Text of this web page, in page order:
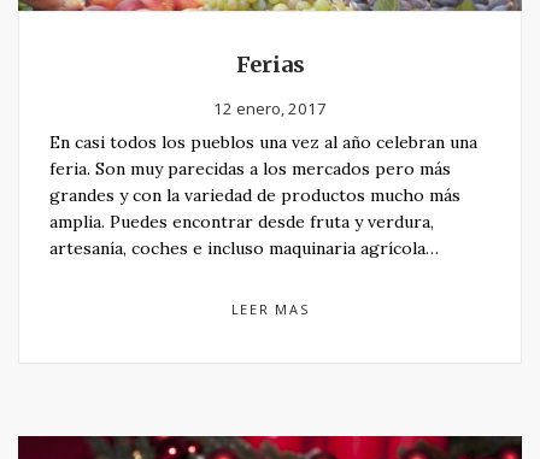
Ferias
12 enero, 2017
En casi todos los pueblos una vez al año celebran una
feria. Son muy parecidas a los mercados pero más
grandes y con la variedad de productos mucho más
amplia. Puedes encontrar desde fruta y verdura,
artesanía, coches e incluso maquinaria agrícola…
LEER MAS